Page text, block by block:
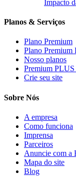
Impacto
Planos & Serviços
Plano Premium
Plano Premium
Nosso planos
Premium
Crie seu site
Sobre Nós
A empresa
Como funciona
Imprensa
Parceiros
Anuncie com a
Mapa do site
Blog